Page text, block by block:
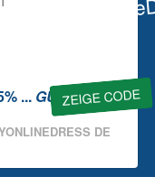
ZEIGE CODE
... GUTSCHEIN
DE